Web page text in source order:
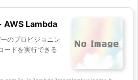
AWS Lambda
のプロビジョニン
ードを実行できる